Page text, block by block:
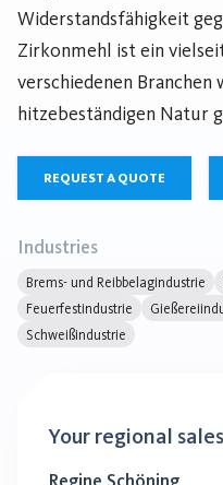
Widerstandsfähigkeit
Zirkonmehl ist ein
verschiedenen Branchen
hitzebeständigen Natur
REQUEST A QUOTE
Industries
Brems- und Reibbelagindustrie
Feuerfestindustrie
Schweißindustrie
Your regional
Regine Schöning